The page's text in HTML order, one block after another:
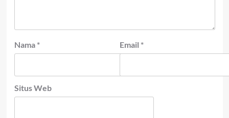
Nama * Email *
Situs Web